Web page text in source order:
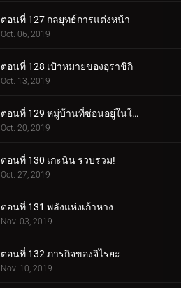
ตอนที่ 127 กลยุทธ์การแต่งหน้า
Oct. 06, 2019
ตอนที่ 128 เป้าหมายของอุราชิกิ
Oct. 13, 2019
ตอนที่ 129 หมู่บ้านที่ซ่อนอยู่ในใบไม้
Oct. 20, 2019
ตอนที่ 130 เกะนิน รวบรวม!
Oct. 27, 2019
ตอนที่ 131 พลังแห่งเก้าหาง
Nov. 03, 2019
ตอนที่ 132 ภารกิจของจิไรยะ
Nov. 10, 2019